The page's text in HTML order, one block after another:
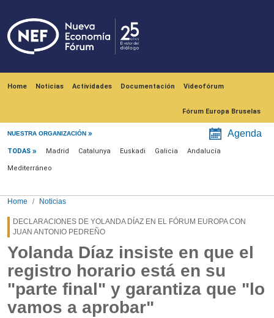
Home Noticias Actividades Documentación Videofórum
Fórum Europa Bruselas
NUESTRA ORGANIZACIÓN Agenda
Menú noticias
TODAS Madrid Catalunya Euskadi Galicia Andalucía
Mediterráneo
Home Noticias
DECLARACIONES DE YOLANDA DÍAZ EN EL FÓRUM EUROPA CON
JUAN ANTONIO PEDREÑO
Yolanda Díaz insiste en que el
registro horario está en su
"parte final" y garantiza que "lo
vamos a aprobar"